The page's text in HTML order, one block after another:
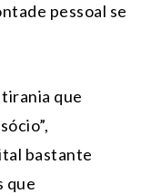
pessoal se
que
bastante
que